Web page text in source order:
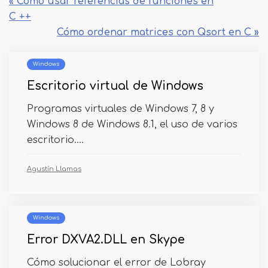
C ++
Cómo ordenar matrices con Qsort en C »
Windows
Escritorio virtual de Windows
Programas virtuales de Windows 7, 8 y
Windows 8 de Windows 8.1, el uso de varios
escritorio....
Agustín Llamas
Windows
Error DXVA2.DLL en Skype
Cómo solucionar el error de Lobray